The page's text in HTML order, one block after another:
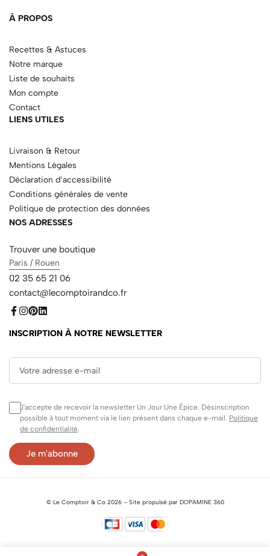
À PROPOS
Recettes & Astuces
Notre marque
Liste de souhaits
Mon compte
Contact
LIENS UTILES
Livraison & Retour
Mentions Légales
Déclaration d’accessibilité
Conditions générales de vente
Politique de protection des données
NOS ADRESSES
Trouver une boutique
Paris / Rouen
02 35 65 21 06
contact@lecomptoirandco.fr
INSCRIPTION À NOTRE NEWSLETTER
J'accepte de recevoir la newsletter Un Jour Une Épice. Désinscription
possible à tout moment via le lien présent dans chaque e-mail. Politique
de confidentialité.
© Le Comptoir & Co2026 – Site propulsé par DOPAMINE 360